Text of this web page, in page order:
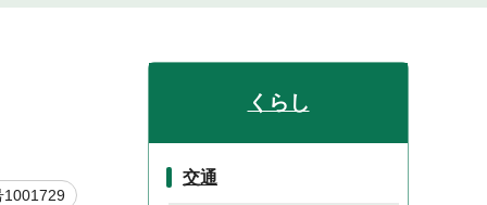
1001729
くらし
交通